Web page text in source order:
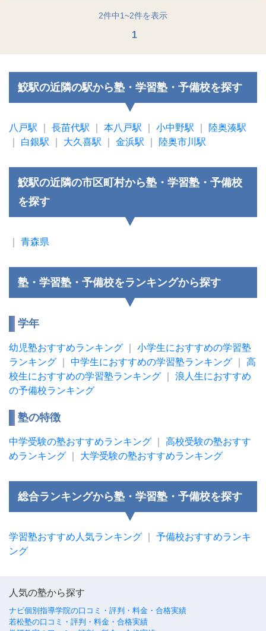
2件中1~2件を表示
1
鮫駅の近隣の駅から塾・学習塾・予備校を探す
八戸駅 長苗代駅 本八戸駅 小中野駅
陸奥湊駅
白銀駅 大久喜駅 金浜駅 陸奥市川駅
鮫駅の近隣の市区町村から塾・学習塾・予備校
を探す
青森県
塾・学習塾・予備校をランキングから探す
学年
幼児塾おすすめランキング
小学生におすすめの学習塾
ランキング
中学生におすすめの学習塾ランキング
高
校生におすすめの学習塾ランキング
浪人生におすすめ
の予備校ランキング
塾の特徴
中学受験の塾おすすめランキング
高校受験の塾おすす
めランキング
大学受験の塾おすすめランキング
総合ランキングから塾・学習塾・予備校を探す
学習塾おすすめ人気ランキング
予備校おすすめランキ
ング
人気の塾から探す
ナビ個別指導学院の口コミ・評判・料金・合格実績
若松塾の口コミ・評判・料金・合格実績